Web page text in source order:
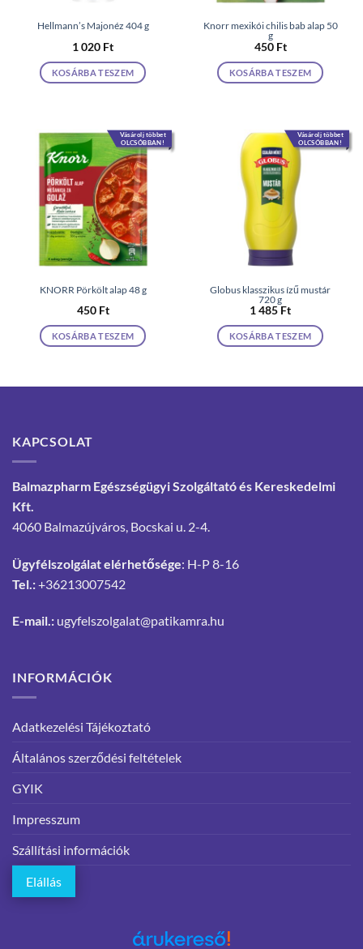
Hellmann’s Majonéz 404 g
1 020 Ft
KOSÁRBA TESZEM
Knorr mexikói chilis bab alap 50
g
450 Ft
KOSÁRBA TESZEM
Vásárolj többet
OLCSÓBBAN!
KNORR Pörkölt alap 48 g
450 Ft
KOSÁRBA TESZEM
Vásárolj többet
OLCSÓBBAN!
Globus klasszikus ízű mustár
720 g
1 485 Ft
KOSÁRBA TESZEM
KAPCSOLAT
Balmazpharm Egészségügyi Szolgáltató és Kereskedelmi
Kft.
4060 Balmazújváros, Bocskai u. 2-4.
Ügyfélszolgálat elérhetősége: H-P 8-16
Tel.:+36213007542
E-mail.: ugyfelszolgalat@patikamra.hu
INFORMÁCIÓK
Adatkezelési Tájékoztató
Általános szerződési feltételek
GYIK
Impresszum
Szállítási információk
Elállás